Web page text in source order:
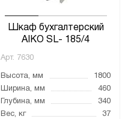
Шкаф бухгалтерский
AIKO SL- 185/4
Арт. 7630
Высота, мм
1800
Ширина, мм
460
Глубина, мм
340
Вес, кг
37